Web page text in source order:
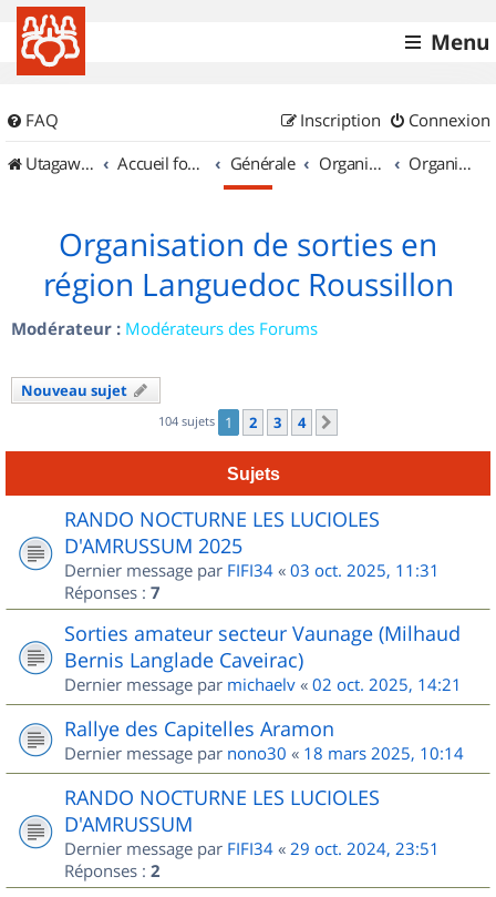
Menu
FAQ Connexion
Inscription
UtagawaVTT (Randos VTT et VTTAE avec traces GPS)
Accueil forum Générale Organisation de sorties & Recherche de partenaires Organisation de sorties en région Languedoc Roussillon
Organisation de sorties en
région Languedoc Roussillon
Modérateur : Modérateurs des Forums
Nouveau sujet
104 sujets 1 2 3 4
Sujets
RANDO NOCTURNE LES LUCIOLES
D'AMRUSSUM 2025
Dernier message par FIFI34 « 03 oct. 2025, 11:31
Réponses : 7
Sorties amateur secteur Vaunage (Milhaud
Bernis Langlade Caveirac)
Dernier message par michaelv « 02 oct. 2025, 14:21
Rallye des Capitelles Aramon
Dernier message par nono30 « 18 mars 2025, 10:14
RANDO NOCTURNE LES LUCIOLES
D'AMRUSSUM
Dernier message par FIFI34 « 29 oct. 2024, 23:51
Réponses : 2